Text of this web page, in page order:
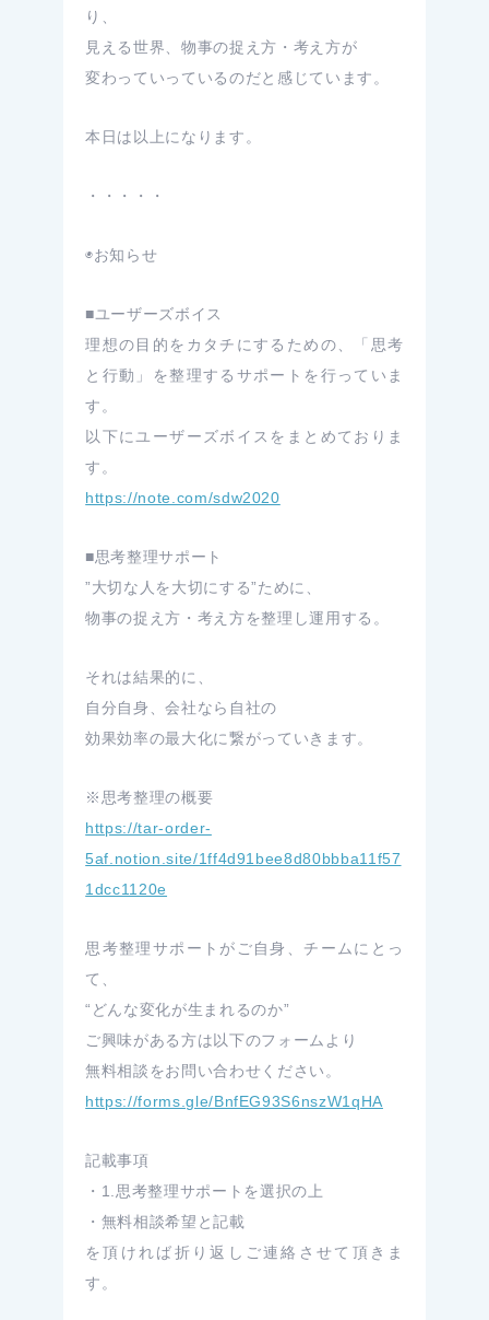
り、
見える世界、物事の捉え方・考え方が
変わっていっているのだと感じています。
本日は以上になります。
・・・・・
◉お知らせ
■ユーザーズボイス
理想の目的をカタチにするための、「思考
と行動」を整理するサポートを行っていま
す。
以下にユーザーズボイスをまとめておりま
す。
https://note.com/sdw2020
■思考整理サポート
”大切な人を大切にする”ために、
物事の捉え方・考え方を整理し運用する。
それは結果的に、
自分自身、会社なら自社の
効果効率の最大化に繋がっていきます。
※思考整理の概要
https://tar-order-
5af.notion.site/1ff4d91bee8d80bbba11f57
1dcc1120e
思考整理サポートがご自身、チームにとっ
て、
“どんな変化が生まれるのか”
ご興味がある方は以下のフォームより
無料相談をお問い合わせください。
https://forms.gle/BnfEG93S6nszW1qHA
記載事項
・1.思考整理サポートを選択の上
・無料相談希望と記載
を頂ければ折り返しご連絡させて頂きま
す。